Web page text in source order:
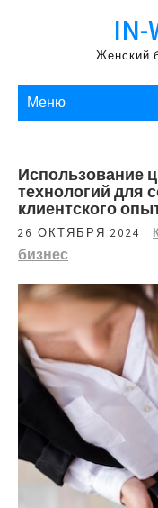
IN-
Женский
Меню
Использование
технологий для
клиентского
26 ОКТЯБРЯ 2024
бизнес